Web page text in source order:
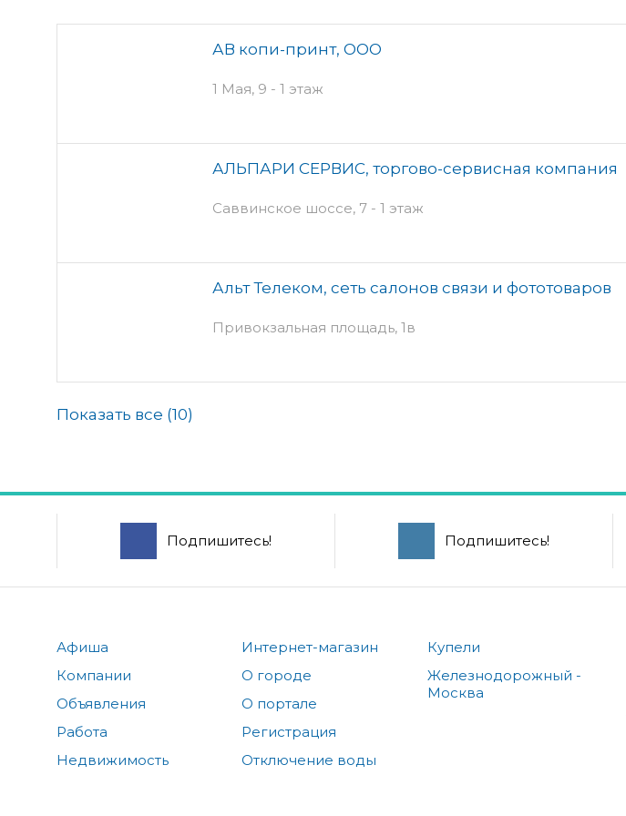
АВ копи-принт, ООО
1 Мая, 9 - 1 этаж
АЛЬПАРИ СЕРВИС, торгово-сервисная компания
Саввинское шоссе, 7 - 1 этаж
Альт Телеком, сеть салонов связи и фототоваров
Привокзальная площадь, 1в
Показать все (10)
Подпишитесь! Подпишитесь!
Афиша
Компании
Объявления
Работа
Недвижимость
Интернет-магазин
О городе
О портале
Регистрация
Отключение воды
Купели
Железнодорожный -
Москва